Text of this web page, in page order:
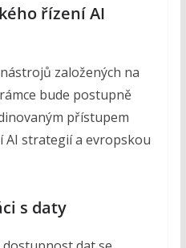
řízení AI
založených na
bude postupně
přístupem
AI strategií a evropskou
s daty